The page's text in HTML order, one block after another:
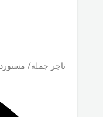
تاجر جملة/ مستورد